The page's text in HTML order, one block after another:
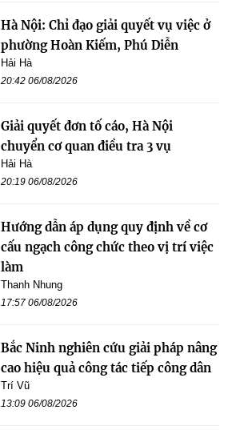
Hà Nội: Chỉ đạo giải quyết vụ việc ở
phường Hoàn Kiếm, Phú Diễn
Hải Hà
20:42 06/08/2026
Giải quyết đơn tố cáo, Hà Nội
chuyển cơ quan điều tra 3 vụ
Hải Hà
20:19 06/08/2026
Hướng dẫn áp dụng quy định về cơ
cấu ngạch công chức theo vị trí việc
làm
Thanh Nhung
17:57 06/08/2026
Bắc Ninh nghiên cứu giải pháp nâng
cao hiệu quả công tác tiếp công dân
Trí Vũ
13:09 06/08/2026